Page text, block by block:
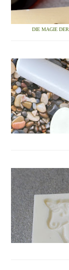
DIE MAGIE